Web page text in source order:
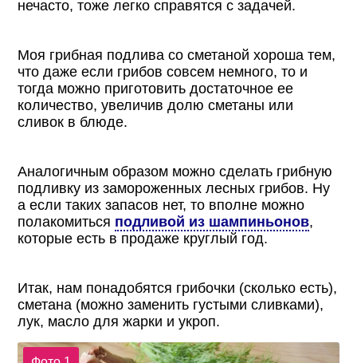
нечасто, тоже легко справятся с задачей.
Моя грибная подлива со сметаной хороша тем,
что даже если грибов совсем немного, то и
тогда можно приготовить достаточное ее
количество, увеличив долю сметаны или
сливок в блюде.
Аналогичным образом можно сделать грибную
подливку из замороженных лесных грибов. Ну
а если таких запасов нет, то вполне можно
полакомиться подливой из шампиньонов,
которые есть в продаже круглый год.
Итак, нам понадобятся грибочки (сколько есть),
сметана (можно заменить густыми сливками),
лук, масло для жарки и укроп.